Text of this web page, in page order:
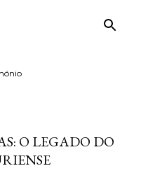
O LEGADO DO